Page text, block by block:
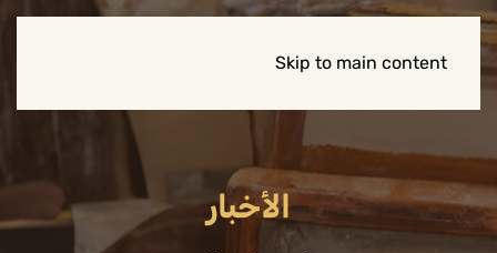
Skip to main content
الأخبار